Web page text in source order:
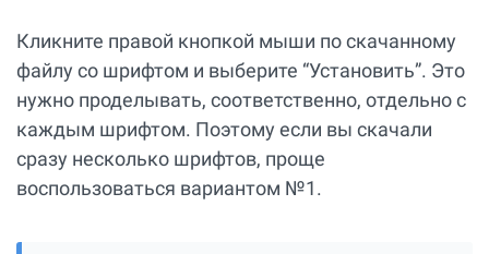
Кликните правой кнопкой мыши по скачанному
файлу со шрифтом и выберите “Установить”. Это
нужно проделывать, соответственно, отдельно с
каждым шрифтом. Поэтому если вы скачали
сразу несколько шрифтов, проще
воспользоваться вариантом №1.